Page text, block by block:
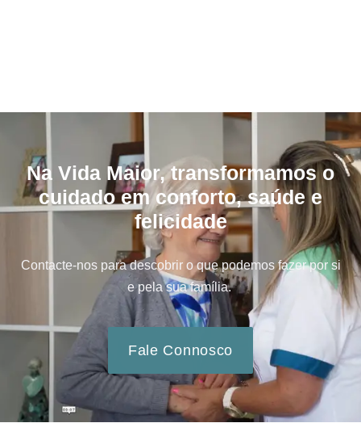
Na Vida Maior, transformamos o
cuidado em conforto, saúde e
felicidade
Contacte-nos para descobrir o que podemos fazer por si
e pela sua família.
Fale Connosco